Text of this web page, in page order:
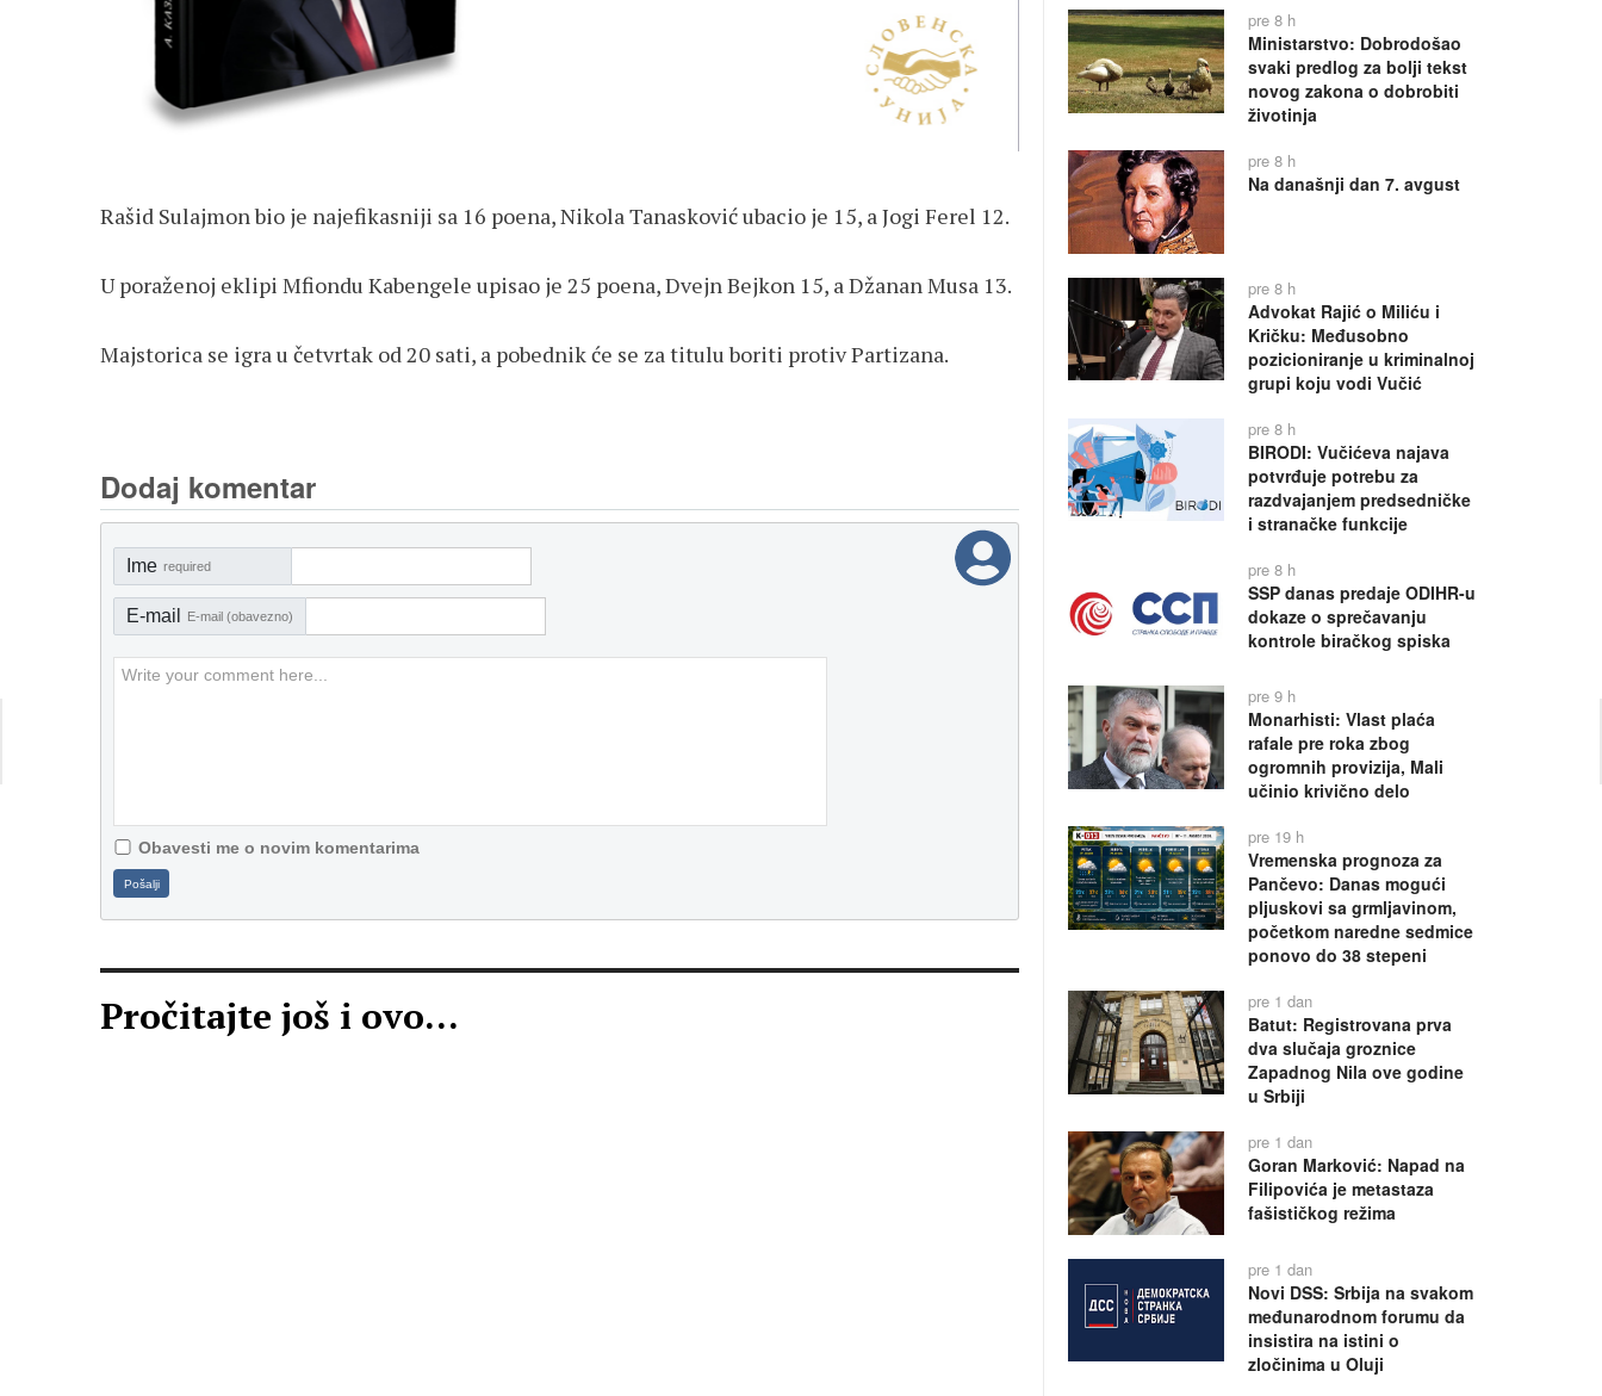
Rašid Sulajmon bio je najefikasniji sa 16 poena, Nikola Tanasković ubacio je 15, a Jogi Ferel 12.
U poraženoj eklipi Mfiondu Kabengele upisao je 25 poena, Dvejn Bejkon 15, a Džanan Musa 13.
Majstorica se igra u četvrtak od 20 sati, a pobednik će se za titulu boriti protiv Partizana.
Dodaj komentar
Ime required
E-mail E-mail (obavezno)
Obavesti me o novim komentarima
Pošalji
Pročitajte još i ovo...
pre 8 h
Ministarstvo: Dobrodošao
svaki predlog za bolji tekst
novog zakona o dobrobiti
životinja
pre 8 h
Na današnji dan 7. avgust
pre 8 h
Advokat Rajić o Miliću i
Kričku: Međusobno
pozicioniranje u kriminalnoj
grupi koju vodi Vučić
pre 8 h
BIRODI: Vučićeva najava
potvrđuje potrebu za
razdvajanjem predsedničke
i stranačke funkcije
pre 8 h
SSP danas predaje ODIHR-u
dokaze o sprečavanju
kontrole biračkog spiska
pre 9 h
Monarhisti: Vlast plaća
rafale pre roka zbog
ogromnih provizija, Mali
učinio krivično delo
pre 19 h
Vremenska prognoza za
Pančevo: Danas mogući
pljuskovi sa grmljavinom,
početkom naredne sedmice
ponovo do 38 stepeni
pre 1 dan
Batut: Registrovana prva
dva slučaja groznice
Zapadnog Nila ove godine
u Srbiji
pre 1 dan
Goran Marković: Napad na
Filipovića je metastaza
fašističkog režima
pre 1 dan
Novi DSS: Srbija na svakom
međunarodnom forumu da
insistira na istini o
zločinima u Oluji